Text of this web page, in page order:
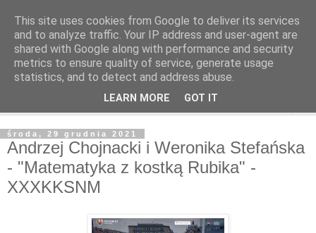
środa, 29 grudnia 2021
Andrzej Chojnacki i Weronika Stefańska
- "Matematyka z kostką Rubika" -
XXXKKSNM
This site uses cookies from Google to deliver its services
and to analyze traffic. Your IP address and user-agent are
shared with Google along with performance and security
metrics to ensure quality of service, generate usage
statistics, and to detect and address abuse.
LEARN MORE GOT IT